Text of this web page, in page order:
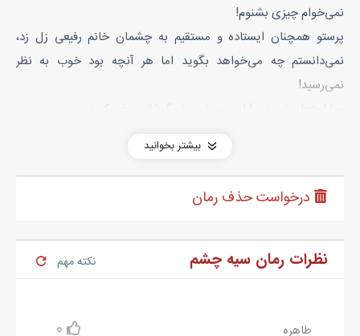
نمی‌خوام چیزی بشنوم!
پرستو همچنان ایستاده و مستقیم به چشمان خانم رفیعی زل زد،
نمی‌دانستم چه می‌خواهد بگوید اما هر آنچه بود خوب به نظر
نمی‌رسید!
-ما امتحان نمی‌دیم! این رو خوب تو گوشاتون فرو کنید.
برگه‌های امتحان به سرعت پخش شدن. همه در سکوتی وحشتناک
می‌رسید پرستو خیال کوتاه آمدن را ندارد!
عاطفه خودکارش را در دست چرخانده و با اخم ظریفی که بر روی
بیشتر بخوانید
نظرات رمان سیه چشم نکته مهم
طاهره 0